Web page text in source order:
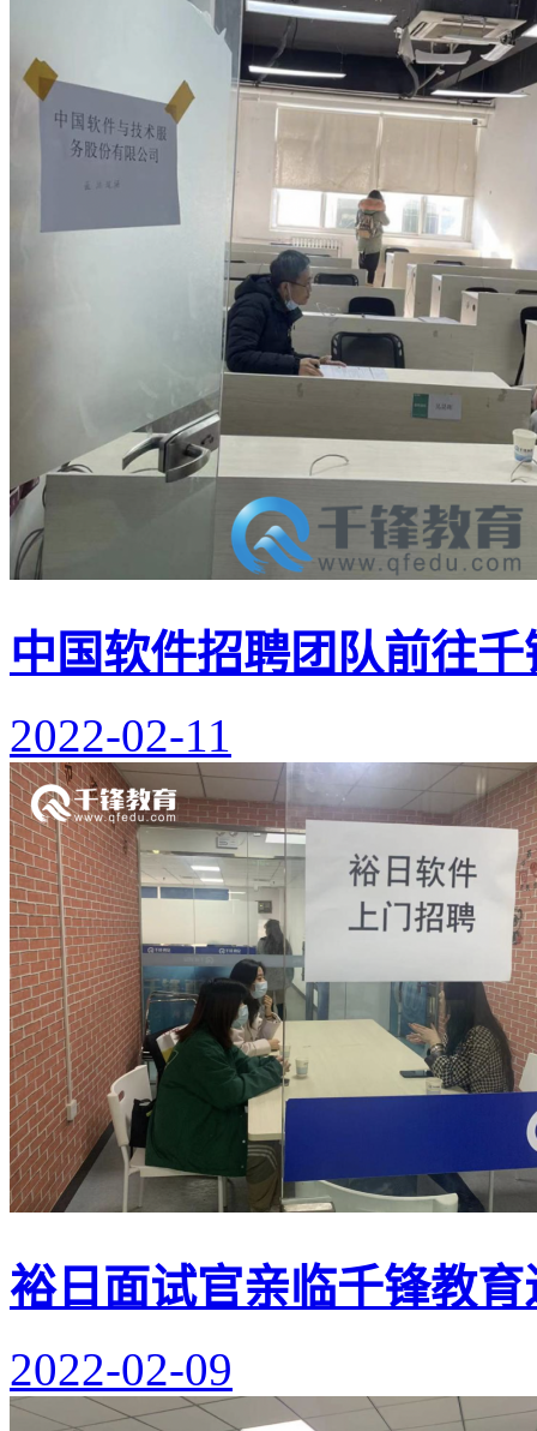
中国软件招聘团队前往
2022-02-11
裕日面试官亲临千锋教
2022-02-09